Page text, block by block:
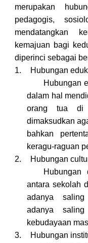
merupakan
pedagogis,
mendatangkan
kemajuan bagi
diperinci sebagai
1.
Hubungan
Hubungan
dalam hal
orang tua di
dimaksudkan
bahkan
keragu-raguan
2.
Hubungan
antara sekolah
adanya saling
adanya saling
kebudayaan
3.
Hubungan